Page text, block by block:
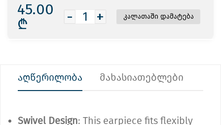
45.00
₾
- +
აღწერილობა მახასიათებლები
Swivel Design: This earpiece fits flexibly